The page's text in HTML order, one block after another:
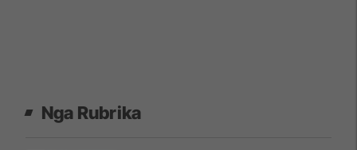
Nga Rubrika